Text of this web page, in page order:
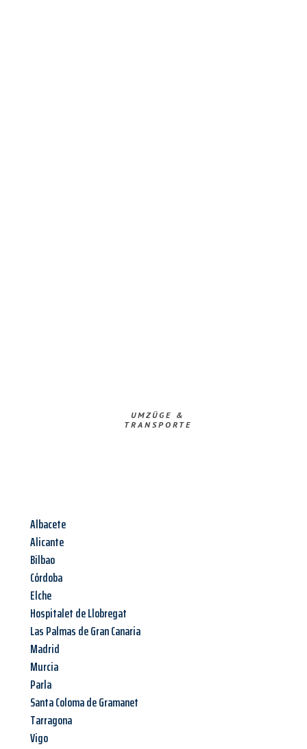
UMZÜGE &
TRANSPORTE
Albacete
Alicante
Bilbao
Córdoba
Elche
Hospitalet de Llobregat
Las Palmas de Gran Canaria
Madrid
Murcia
Parla
Santa Coloma de Gramanet
Tarragona
Vigo